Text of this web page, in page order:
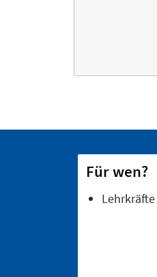
Für wen?
Lehrkräfte